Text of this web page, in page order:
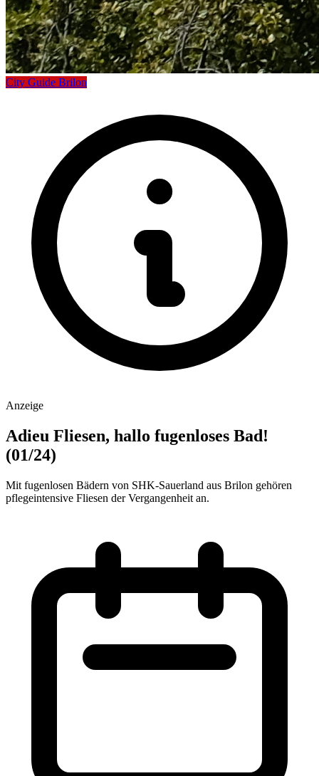
City Guide Brilon
Anzeige
Adieu Fliesen, hallo fugenloses Bad!
(01/24)
Mit fugenlosen Bädern von SHK-Sauerland aus Brilon gehören
pflegeintensive Fliesen der Vergangenheit an.